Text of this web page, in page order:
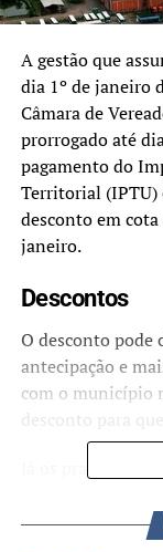
A gestão que
dia 1º de janeiro
Câmara de
prorrogado até
pagamento do
Territorial (IPTU)
desconto em
janeiro.
Descontos
O desconto pode
antecipação e
com o município
Já os prazos do
em setembro,